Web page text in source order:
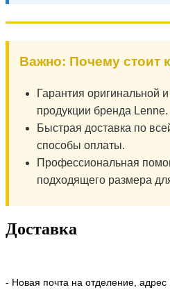
Важно: Почему стоит
Гарантия оригинальной
продукции бренда Lenne.
Быстрая доставка по
способы оплаты.
Профессиональная
подходящего размера
Доставка
- Новая почта на отделение, адрес